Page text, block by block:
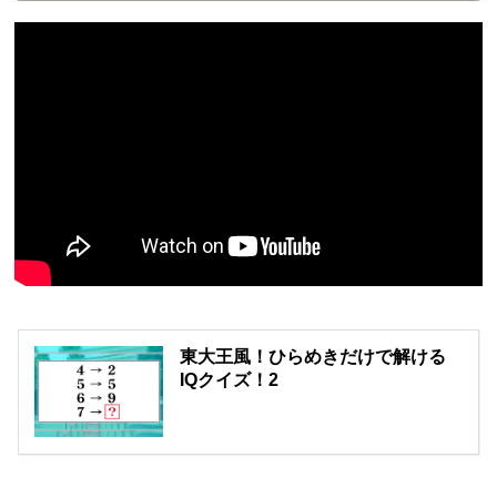
東大王風！ひらめきだけで解ける
IQクイズ！2